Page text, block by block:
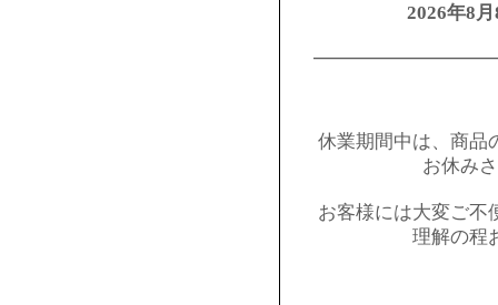
2026年8
休業期間中は、商品
お休み
お客様には大変ご不
理解の程